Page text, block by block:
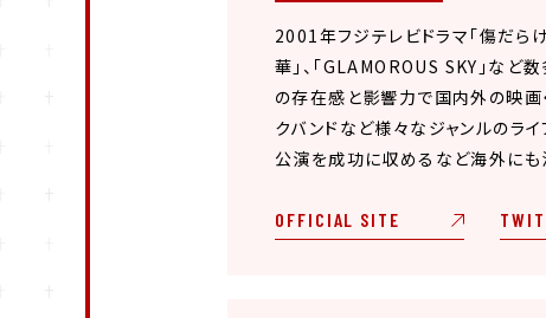
2001年フジテレビドラマ「傷だら
華」、「GLAMOROUS SKY」な
の存在感と影響力で国内外の映画
クバンドなど様々なジャンルのラ
公演を成功に収めるなど海外にも
OFFICIAL SITE